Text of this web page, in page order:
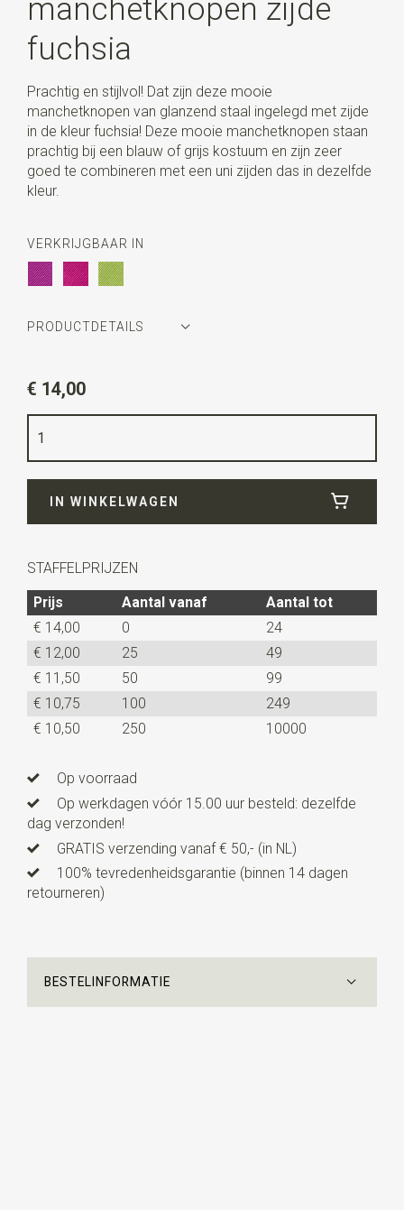
manchetknopen zijde
fuchsia
Prachtig en stijlvol! Dat zijn deze mooie
manchetknopen van glanzend staal ingelegd met zijde
in de kleur fuchsia! Deze mooie manchetknopen staan
prachtig bij een blauw of grijs kostuum en zijn zeer
goed te combineren met een uni zijden das in dezelfde
kleur.
VERKRIJGBAAR IN
PRODUCTDETAILS
fuchsia
Kwaliteit
Lengte1,5 cm
€ 14,00
IN WINKELWAGEN
STAFFELPRIJZEN
Prijs
Aantal vanaf
Aantal tot
€ 14,00
0
24
€ 12,00
25
49
€ 11,50
50
99
€ 10,75
100
249
€ 10,50
250 10000
Op voorraad
Op werkdagen vóór 15.00 uur besteld: dezelfde
dag verzonden!
GRATIS verzending vanaf € 50,- (in NL)
100% tevredenheidsgarantie (binnen 14 dagen
retourneren)
BESTELINFORMATIE